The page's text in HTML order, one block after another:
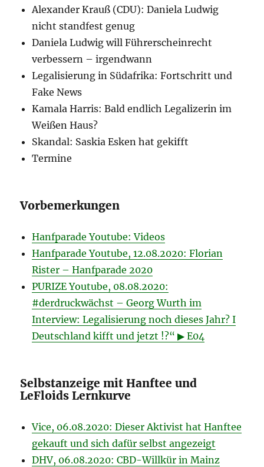
Alexander Krauß (CDU): Daniela Ludwig
nicht standfest genug
Daniela Ludwig will Führerscheinrecht
verbessern – irgendwann
Legalisierung in Südafrika: Fortschritt und
Fake News
Kamala Harris: Bald endlich Legalizerin im
Weißen Haus?
Skandal: Saskia Esken hat gekifft
Termine
Vorbemerkungen
Hanfparade Youtube: Videos
Hanfparade Youtube, 12.08.2020: Florian
Rister – Hanfparade 2020
PURIZE Youtube, 08.08.2020:
#derdruckwächst – Georg Wurth im
Interview: Legalisierung noch dieses Jahr? I
Deutschland kifft und jetzt !?“ ▶ E04
Selbstanzeige mit Hanftee und
LeFloids Lernkurve
Vice, 06.08.2020: Dieser Aktivist hat Hanftee
gekauft und sich dafür selbst angezeigt
DHV, 06.08.2020: CBD-Willkür in Mainz